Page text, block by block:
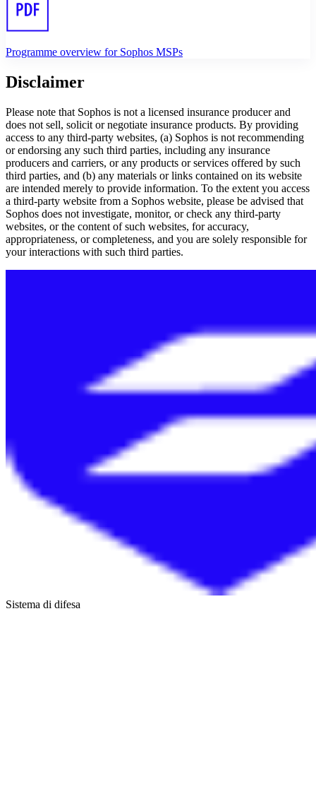
Programme overview for Sophos MSPs
Disclaimer
Please note that Sophos is not a licensed insurance producer and
does not sell, solicit or negotiate insurance products. By providing
access to any third-party websites, (a) Sophos is not recommending
or endorsing any such third parties, including any insurance
producers and carriers, or any products or services offered by such
third parties, and (b) any materials or links contained on its website
are intended merely to provide information. To the extent you access
a third-party website from a Sophos website, please be advised that
Sophos does not investigate, monitor, or check any third-party
websites, or the content of such websites, for accuracy,
appropriateness, or completeness, and you are solely responsible for
your interactions with such third parties.
Sistema di difesa